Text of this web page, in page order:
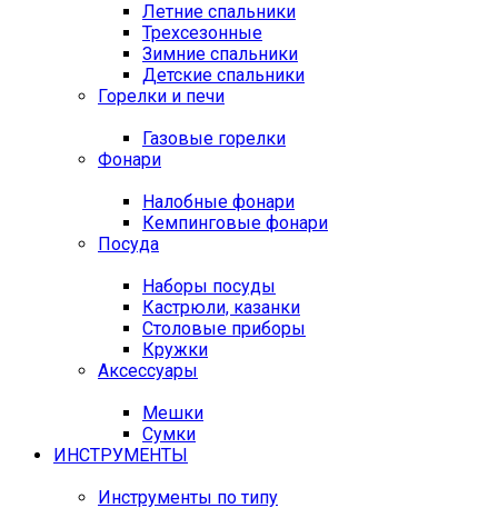
Летние спальники
Трехсезонные
Зимние спальники
Детские спальники
Горелки и печи
Газовые горелки
Фонари
Налобные фонари
Кемпинговые фонари
Посуда
Наборы посуды
Кастрюли, казанки
Столовые приборы
Кружки
Аксессуары
Мешки
Сумки
ИНСТРУМЕНТЫ
Инструменты по типу